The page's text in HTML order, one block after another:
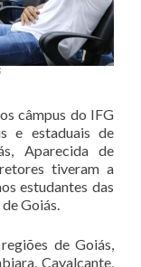
câmpus do IFG
e estaduais de
Aparecida de
tiveram a
estudantes das
Goiás.
de Goiás,
Cavalcante,